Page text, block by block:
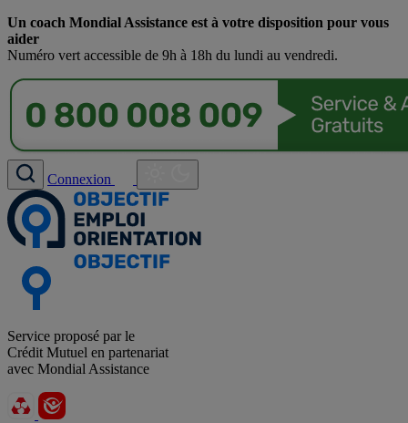
Un coach Mondial Assistance est à votre disposition pour vous
aider
Numéro vert accessible de 9h à 18h du lundi au vendredi.
Connexion
Service proposé par le
Crédit Mutuel en partenariat
avec Mondial Assistance